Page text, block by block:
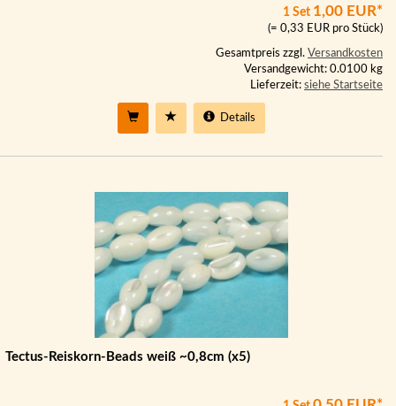
1 Set 1,00 EUR*
(= 0,33 EUR pro Stück)
Gesamtpreis zzgl. Versandkosten
Versandgewicht: 0.0100 kg
Lieferzeit: siehe Startseite
Details
Tectus-Reiskorn-Beads weiß ~0,8cm (x5)